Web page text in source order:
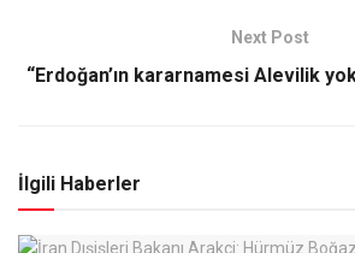
Next Post
“Erdoğan’ın kararnamesi Alevilik
İlgili Haberler